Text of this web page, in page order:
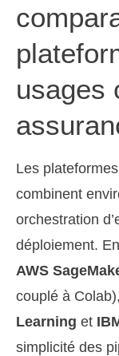
usages
Les
combinent
orchestration
déploiement.
AWS
couplé à Colab),
Learning et
simplicité des